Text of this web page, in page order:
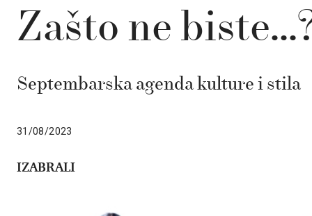
Zašto ne
Septembarska agenda kulture i stila
31/08/2023
IZABRALI